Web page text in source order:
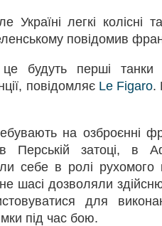
Україні легкі
повідомив
будуть перші
повідомляє Le Figaro.
на озброєнні
Перській затоці, в
себе в ролі рухомого
шасі дозволяли
для
під час бою.